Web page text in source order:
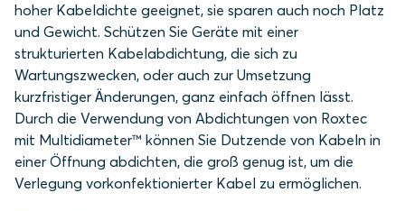
hoher Kabeldichte geeignet, sie sparen auch noch Platz
und Gewicht. Schützen Sie Geräte mit einer
strukturierten Kabelabdichtung, die sich zu
Wartungszwecken, oder auch zur Umsetzung
kurzfristiger Änderungen, ganz einfach öffnen lässt.
Durch die Verwendung von Abdichtungen von Roxtec
mit Multidiameter™ können Sie Dutzende von Kabeln in
einer Öffnung abdichten, die groß genug ist, um die
Verlegung vorkonfektionierter Kabel zu ermöglichen.